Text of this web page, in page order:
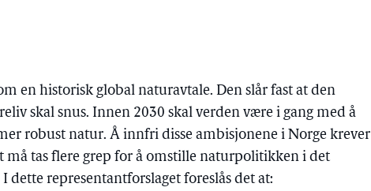
en historisk global naturavtale. Den slår fast at den
skal snus. Innen 2030 skal verden være i gang med å
robust natur. Å innfri disse ambisjonene i Norge krever
tas flere grep for å omstille naturpolitikken i det
representantforslaget foreslås det at: